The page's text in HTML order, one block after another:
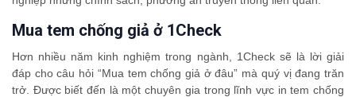
Mua tem chống giả ở 1Check
Hơn nhiều năm kinh nghiệm trong ngành, 1Check sẽ là lời giải
đáp cho câu hỏi “Mua tem chống giả ở đâu” mà quý vị đang trăn
trở. Được biết đến là một chuyên gia trong lĩnh vực in tem chống